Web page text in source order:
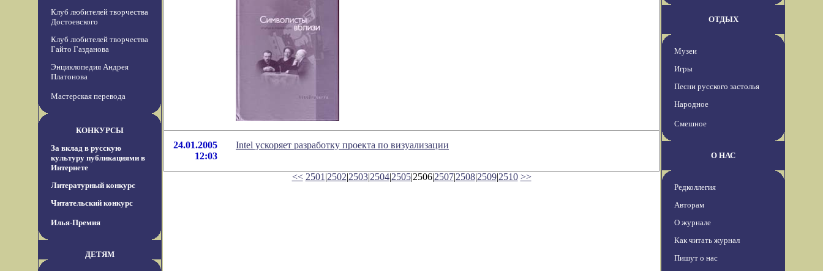
Клуб любителей творчества
Достоевского
Клуб любителей творчества
Гайто Газданова
Энциклопедия Андрея
Платонова
Мастерская перевода
КОНКУРСЫ
За вклад в русскую
культуру публикациями в
Интернете
Литературный конкурс
Читательский конкурс
Илья-Премия
ДЕТЯМ
24.01.2005
12:03
Intel ускоряет разработку проекта по визуализации
<< 2501 |2502|2503|2504|2505|2506|2507|2508|2509|2510 >>
ОТДЫХ
Музеи
Игры
Песни русского застолья
Народное
Смешное
О НАС
Редколлегия
Авторам
О журнале
Как читать журнал
Пишут о нас